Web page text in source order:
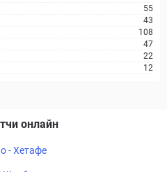
55
43
108
47
22
12
онлайн
- Хетафе